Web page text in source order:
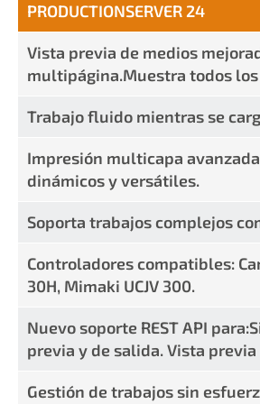
PRODUCTIONSERVER 24
Vista previa de medios
multipágina.Muestra todos
Trabajo fluido mientras se
Impresión multicapa
dinámicos y versátiles.
Soporta trabajos complejos
Controladores compatibles:
30H, Mimaki UCJV 300.
Nuevo soporte REST API
previa y de salida. Vista
Gestión de trabajos sin